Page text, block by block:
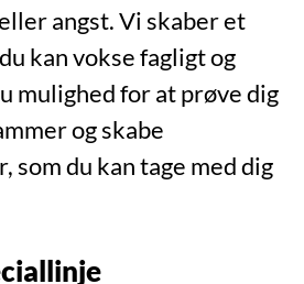
angst. Vi skaber et
kan vokse fagligt og
mulighed for at prøve dig
og skabe
som du kan tage med dig